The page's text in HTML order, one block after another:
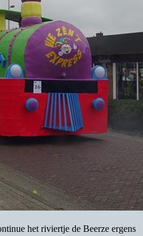
het riviertje de Beerze ergens